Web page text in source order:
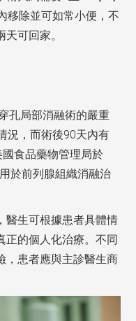
移除並可如常小便，不
可回家。
孔局部消融術的嚴重
況，而術後90天內有
食品藥物管理局於
於前列腺組織消融治
醫生可根據患者具體情
正的個人化治療。不同
，患者應與主診醫生商